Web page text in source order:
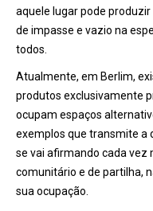
aquele lugar pode
de impasse e vazio na
todos.
Atualmente, em Berlim,
produtos exclusivamente
ocupam espaços
exemplos que transmite a
se vai afirmando cada
comunitário e de partilha,
sua ocupação.